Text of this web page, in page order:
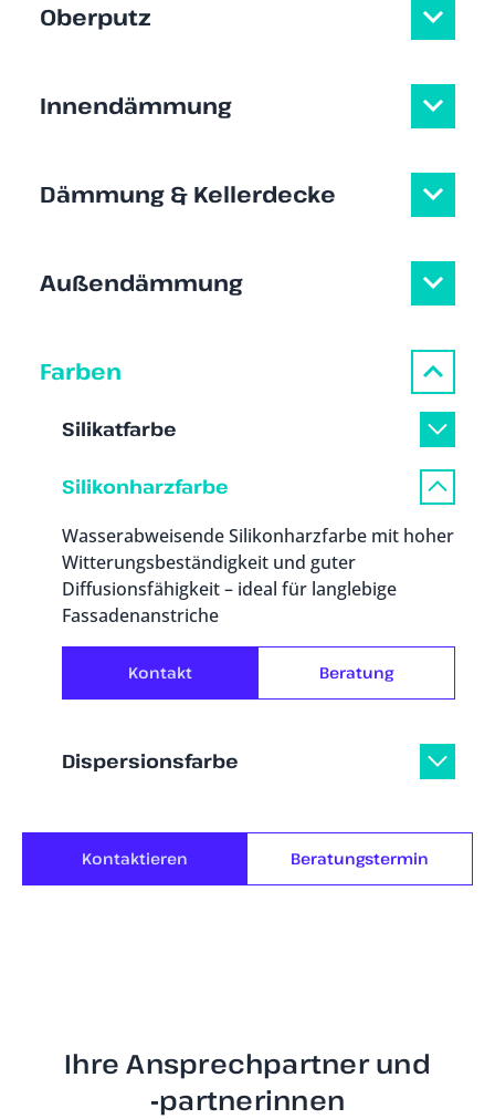
Oberputz
Innendämmung
Dämmung & Kellerdecke
Außendämmung
Farben
Silikatfarbe
Silikonharzfarbe
Wasserabweisende Silikonharzfarbe mit hoher
Witterungsbeständigkeit und guter
Diffusionsfähigkeit – ideal für langlebige
Fassadenanstriche
Kontakt Beratung
Dispersionsfarbe
Kontaktieren Beratungstermin
Ihre Ansprechpartner und
‑partnerinnen